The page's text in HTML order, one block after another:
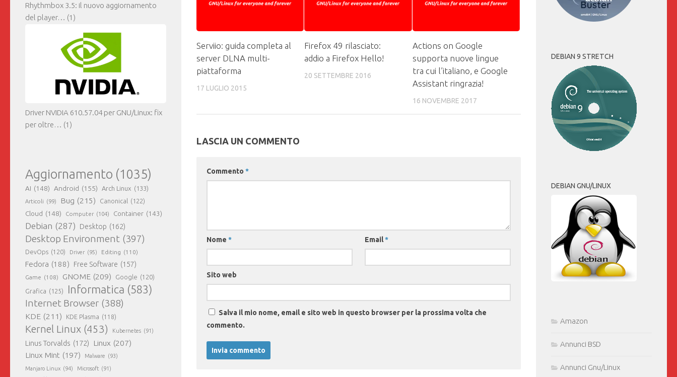
Serviio: guida completa al
server DLNA multi-
piattaforma
17 LUGLIO 2015
Firefox 49 rilasciato:
addio a Firefox Hello!
20 SETTEMBRE 2016
Actions on Google
supporta nuove lingue
tra cui l’italiano, e Google
Assistant ringrazia!
16 NOVEMBRE 2017
LASCIA UN COMMENTO
Commento *
Nome * Email*
Sito web
Salva il mio nome, email e sito web in questo browser per la prossima volta che
commento.
Rhythmbox 3.5: il nuovo aggiornamento
del player… (1)
Driver NVIDIA 610.57.04 per GNU/Linux: fix
per oltre… (1)
Aggiornamento (1035)
AI (148) Android (155) Arch Linux (133)
Articoli (99) Bug (215) Canonical (122)
Cloud (148) Computer (104) Container (143)
Debian (287) Desktop (162)
Desktop Environment (397)
DevOps (120) Driver (95) Editing (110)
Fedora (188) Free Software (157)
Game (108) GNOME (209) Google (120)
Grafica (125) Informatica (583)
Internet Browser (388)
KDE (211) KDE Plasma (118)
Kernel Linux (453) Kubernetes (91)
Linus Torvalds (172) Linux (207)
Linux Mint (197) Malware (93)
Manjaro Linux (94) Microsoft (91)
DEBIAN 9 STRETCH
DEBIAN GNU/LINUX
Amazon
Annunci BSD
Annunci Gnu/Linux